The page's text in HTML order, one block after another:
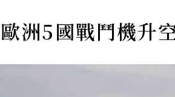
洲5國戰鬥機升